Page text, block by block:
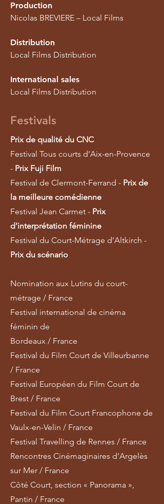
Production
Nicolas BREVIERE – Local Films
Distribution
Local Films Distribution
International sales
Local Films Distribution
Festivals
Prix de qualité du CNC
Festival Tous courts d’Aix-en-Provence
- Prix Fuji Film
Festival de Clermont-Ferrand - Prix de
la meilleure comédienne
Festival Jean Carmet - Prix
d’interprétation féminine
Festival du Court-Métrage d’Altkirch -
Prix du scénario
Nomination aux Lutins du court-
métrage / France
Festival international de cinéma
féminin de
Bordeaux / France
Festival du Film Court de Villeurbanne
/ France
Festival Européen du Film Court de
Brest / France
Festival du Film Court Francophone de
Vaulx-en-Velin / France
Festival Travelling de Rennes / France
Rencontres Cinémaginaires d’Argelès
sur Mer / France
Côté Court, section « Panorama »,
Pantin / France